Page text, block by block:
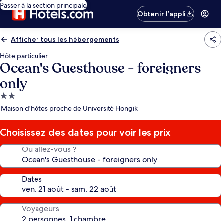
Passer à la section principale
Obtenir l’appli
Afficher tous les hébergements
Hôte particulier
Ocean's Guesthouse - foreigners
only
Hébergement
2.0 étoiles
Maison d'hôtes proche de Université Hongik
Choisissez des dates pour voir les prix
Où allez-vous ?
Dates
Voyageurs